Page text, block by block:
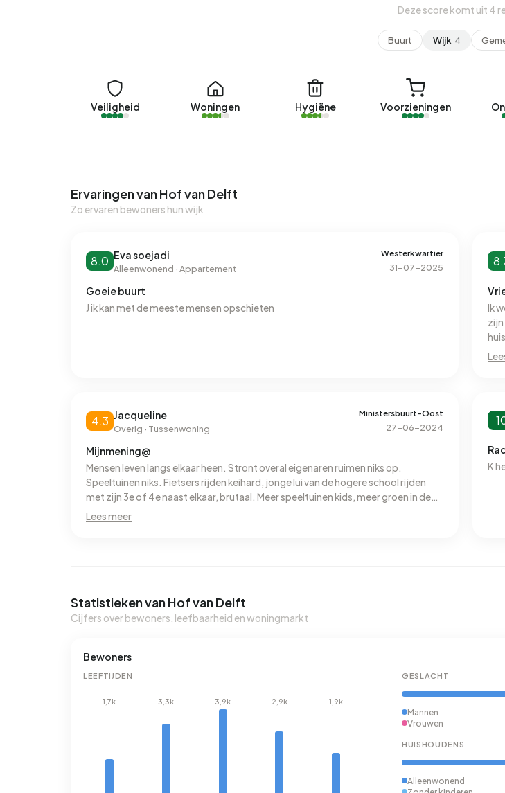
Deze score komt uit 4
Buurt Wijk 4
Veiligheid Woningen Hygiëne Voorzieningen
Ervaringen van Hof van Delft
Zo ervaren bewoners hun wijk
8.0 Eva soejadi
Alleenwonend · Appartement
Westerkwartier
31-07-2025
Goeie buurt
J ik kan met de meeste mensen opschieten
Ik
zijn
4.3 Jacqueline
Overig · Tussenwoning
Ministersbuurt-Oost
27-06-2024
Mijnmening@
Mensen leven langs elkaar heen. Stront overal eigenaren ruimen niks op.
Speeltuinen niks. Fietsers rijden keihard, jonge lui van de hogere school rijden
met zijn 3e of 4e naast elkaar, brutaal. Meer speeltuinen kids, meer groen in de
wijk, en dat de honden eigenaren hun shit van hun hond opruimen‼️ En een
Lees meer
K
Statistieken van Hof van Delft
Cijfers over bewoners, leefbaarheid en woningmarkt
Bewoners
LEEFTIJDEN
1,7k 3,3k 3,9k 2,9k 1,9k
GESLACHT
Mannen
Vrouwen
HUISHOUDENS
Alleenwonend